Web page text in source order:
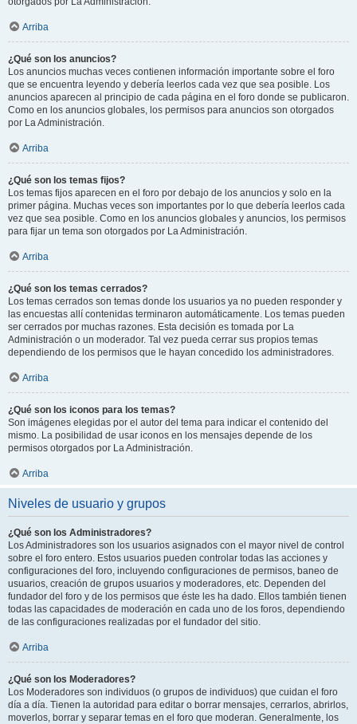
Arriba
¿Qué son los anuncios?
Los anuncios muchas veces contienen información importante sobre el foro
que se encuentra leyendo y debería leerlos cada vez que sea posible. Los
anuncios aparecen al principio de cada página en el foro donde se publicaron.
Como en los anuncios globales, los permisos para anuncios son otorgados
por La Administración.
Arriba
¿Qué son los temas fijos?
Los temas fijos aparecen en el foro por debajo de los anuncios y solo en la
primer página. Muchas veces son importantes por lo que debería leerlos cada
vez que sea posible. Como en los anuncios globales y anuncios, los permisos
para fijar un tema son otorgados por La Administración.
Arriba
¿Qué son los temas cerrados?
Los temas cerrados son temas donde los usuarios ya no pueden responder y
las encuestas allí contenidas terminaron automáticamente. Los temas pueden
ser cerrados por muchas razones. Esta decisión es tomada por La
Administración o un moderador. Tal vez pueda cerrar sus propios temas
dependiendo de los permisos que le hayan concedido los administradores.
Arriba
¿Qué son los iconos para los temas?
Son imágenes elegidas por el autor del tema para indicar el contenido del
mismo. La posibilidad de usar iconos en los mensajes depende de los
permisos otorgados por La Administración.
Arriba
Niveles de usuario y grupos
¿Qué son los Administradores?
Los Administradores son los usuarios asignados con el mayor nivel de control
sobre el foro entero. Estos usuarios pueden controlar todas las acciones y
configuraciones del foro, incluyendo configuraciones de permisos, baneo de
usuarios, creación de grupos usuarios y moderadores, etc. Dependen del
fundador del foro y de los permisos que éste les ha dado. Ellos también tienen
todas las capacidades de moderación en cada uno de los foros, dependiendo
de las configuraciones realizadas por el fundador del sitio.
Arriba
¿Qué son los Moderadores?
Los Moderadores son individuos (o grupos de individuos) que cuidan el foro
día a día. Tienen la autoridad para editar o borrar mensajes, cerrarlos, abrirlos,
moverlos, borrar y separar temas en el foro que moderan. Generalmente, los